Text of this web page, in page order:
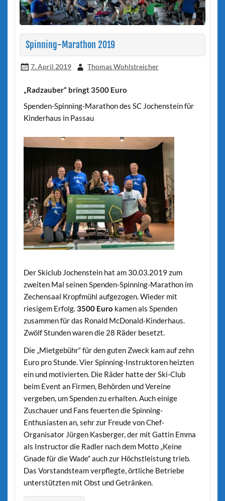
Spinning-Marathon 2019
7. April 2019 Thomas Wohlstreicher
„Radzauber“ bringt 3500 Euro
Spenden-Spinning-Marathon des SC Jochenstein für
Kinderhaus in Passau
Der Skiclub Jochenstein hat am 30.03.2019 zum
zweiten Mal seinen Spenden-Spinning-Marathon im
Zechensaal Kropfmühl aufgezogen. Wieder mit
riesigem Erfolg.3500 Euro kamen als Spenden
zusammen für das Ronald McDonald-Kinderhaus.
Zwölf Stunden waren die 28 Räder besetzt.
Die „Mietgebühr“ für den guten Zweck kam auf zehn
Euro pro Stunde. Vier Spinning-Instruktoren heizten
ein und motivierten. Die Räder hatte der Ski-Club
beim Event an Firmen, Behörden und Vereine
vergeben, um Spenden zu erhalten. Auch einige
Zuschauer und Fans feuerten die Spinning-
Enthusiasten an, sehr zur Freude von Chef-
Organisator Jürgen Kasberger, der mit Gattin Emma
als Instructor die Radler nach dem Motto „Keine
Gnade für die Wade“ auch zur Höchstleistung trieb.
Das Vorstandsteam verpflegte, örtliche Betriebe
unterstützten mit Obst und Getränken.